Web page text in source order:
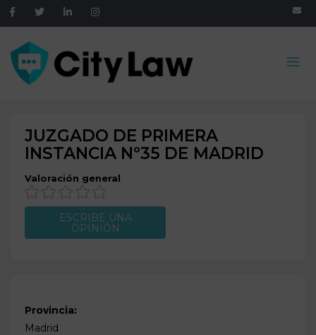
JUZGADO DE PRIMERA
INSTANCIA Nº35 DE MADRID
Valoración general
ESCRIBE UNA
OPINIÓN
Provincia:
Madrid